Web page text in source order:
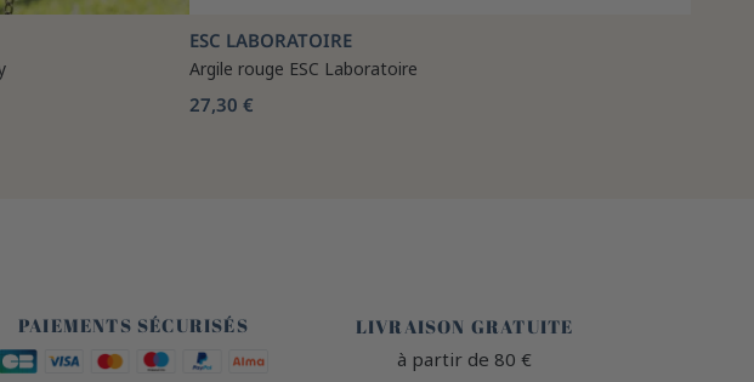
ESC LABORATOIRE
Argile rouge ESC Laboratoire
27,30 €
PAIEMENTS SÉCURISÉS
LIVRAISON GRATUITE
à partir de 80 €